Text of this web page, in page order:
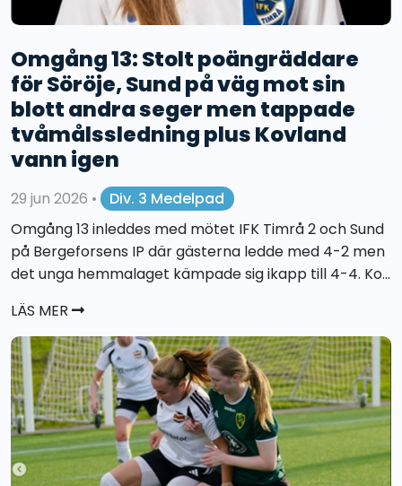
Omgång 13: Stolt poängräddare
för Söröje, Sund på väg mot sin
blott andra seger men tappade
tvåmålssledning plus Kovland
vann igen
29 jun 2026 •
Div. 3 Medelpad
Omgång 13 inleddes med mötet IFK Timrå 2 och Sund
på Bergeforsens IP där gästerna ledde med 4-2 men
det unga hemmalaget kämpade sig ikapp till 4-4. Ko...
LÄS MER